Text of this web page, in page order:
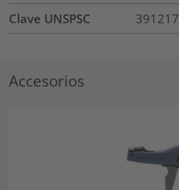
Clave UNSPSC
Accesorios